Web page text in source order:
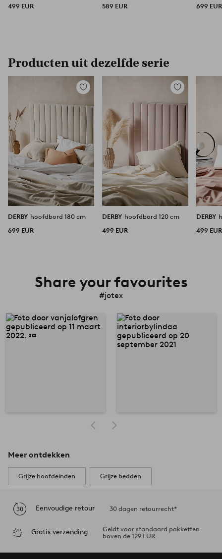
499 EUR
589 EUR
699 EUR
Producten uit dezelfde serie
Toevoegen
favorieten
DERBY hoofdbord 180 cm
699 EUR
Toevoegen
favorieten
DERBY hoofdbord 120 cm
499 EUR
DERBY
499 EUR
Share your favourites
#jotex
Meer ontdekken
Grijze hoofdeinden Grijze bedden
Eenvoudige retour 30 dagen retourrecht*
Gratis verzending
Geldt voor standaard pakketten
boven de 129 EUR